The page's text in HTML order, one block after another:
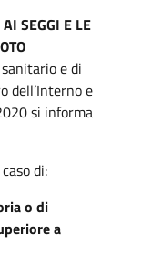
AI SEGGI E LE
e di
dell’Interno e
si informa
di:
o di
a